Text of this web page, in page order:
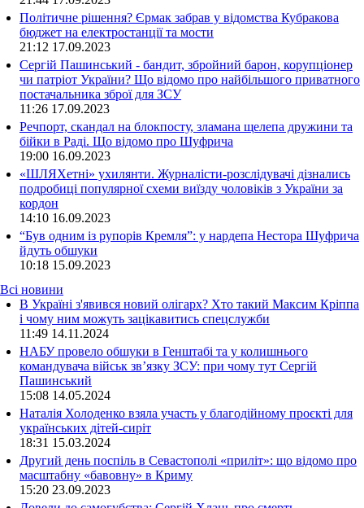
Політичне рішення? Єрмак забрав у відомства Кубракова
бюджет на електростанції та мости
21:12 17.09.2023
Сергій Пашинський - бандит, збройний барон, корупціонер
чи патріот України? Що відомо про найбільшого приватного
постачальника зброї для ЗСУ
11:26 17.09.2023
Речпорт, скандал на блокпосту, зламана щелепа дружини та
бійки в Раді. Що відомо про Шуфрича
19:00 16.09.2023
«ШЛЯХетні» ухилянти. Журналісти-розслідувачі дізнались
подробиці популярної схеми виїзду чоловіків з України за
кордон
14:10 16.09.2023
“Був одним із рупорів Кремля”: у нардепа Нестора Шуфрича
йдуть обшуки
10:18 15.09.2023
Всі новини
В Україні з'явився новий олігарх? Хто такий Максим Кріппа
і чому ним можуть зацікавитись спецслужби
11:49 14.11.2024
НАБУ провело обшуки в Генштабі та у колишнього
командувача військ зв’язку ЗСУ: при чому тут Сергій
Пашинський
15:08 14.05.2024
Наталія Холоденко взяла участь у благодійному проєкті для
українських дітей-сиріт
18:31 15.03.2024
Другий день поспіль в Севастополі «приліт»: що відомо про
масштабну «бавовну» в Криму
15:20 23.09.2023